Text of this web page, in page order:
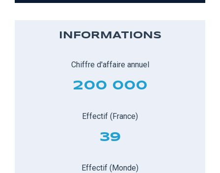
INFORMATIONS
Chiffre d'affaire annuel
200 000
Effectif (France)
39
Effectif (Monde)